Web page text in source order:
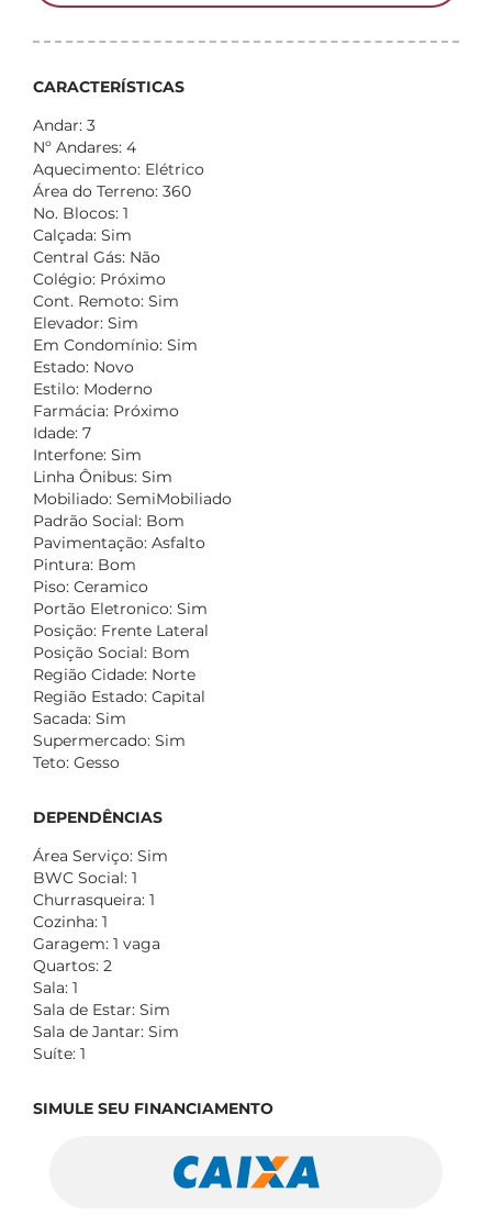
CARACTERÍSTICAS
Andar: 3
Nº Andares: 4
Aquecimento: Elétrico
Área do Terreno: 360
No. Blocos: 1
Calçada: Sim
Central Gás: Não
Colégio: Próximo
Cont. Remoto: Sim
Elevador: Sim
Em Condomínio: Sim
Estado: Novo
Estilo: Moderno
Farmácia: Próximo
Idade: 7
Interfone: Sim
Linha Ônibus: Sim
Mobiliado: SemiMobiliado
Padrão Social: Bom
Pavimentação: Asfalto
Pintura: Bom
Piso: Ceramico
Portão Eletronico: Sim
Posição: Frente Lateral
Posição Social: Bom
Região Cidade: Norte
Região Estado: Capital
Sacada: Sim
Supermercado: Sim
Teto: Gesso
DEPENDÊNCIAS
Área Serviço: Sim
BWC Social: 1
Churrasqueira: 1
Cozinha: 1
Garagem: 1 vaga
Quartos: 2
Sala: 1
Sala de Estar: Sim
Sala de Jantar: Sim
Suíte: 1
SIMULE SEU FINANCIAMENTO